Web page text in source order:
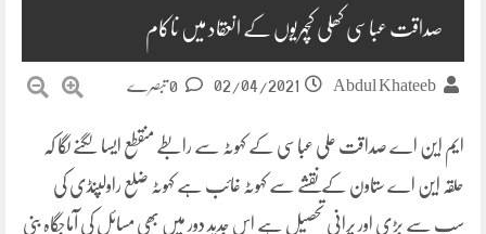
صداقت عباسی کھلی کچہریوں کے انعقاد میں ناکام
Abdul Khateeb
02/04/2021
ایم این اے صداقت علی عباسی کے کہوٹہ سے رابطے منقطع ایسا لگنے لگا کہ
حلقہ این اے ستاون کے نقشے سے کہوٹہ غائب ہے کہوٹہ ضلع راولپنڈی کی
سب سے بڑی اور پرانی تحصیل ہے اس جدید دور میں بھی مسائل کی آماجگاہ بنی